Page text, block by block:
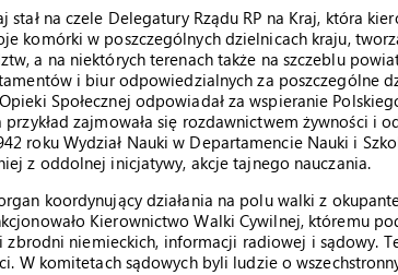
stał na czele Delegatury Rządu RP na Kraj, która
komórki w poszczególnych dzielnicach kraju,
a na niektórych terenach także na szczeblu
i biur odpowiedzialnych za poszczególne
Społecznej odpowiadał za wspieranie
przykład zajmowała się rozdawnictwem żywności i
roku Wydział Nauki w Departamencie Nauki i
z oddolnej inicjatywy, akcje tajnego nauczania.
koordynujący działania na polu walki z
Kierownictwo Walki Cywilnej, któremu
zbrodni niemieckich, informacji radiowej i sądowy.
W komitetach sądowych byli ludzie o